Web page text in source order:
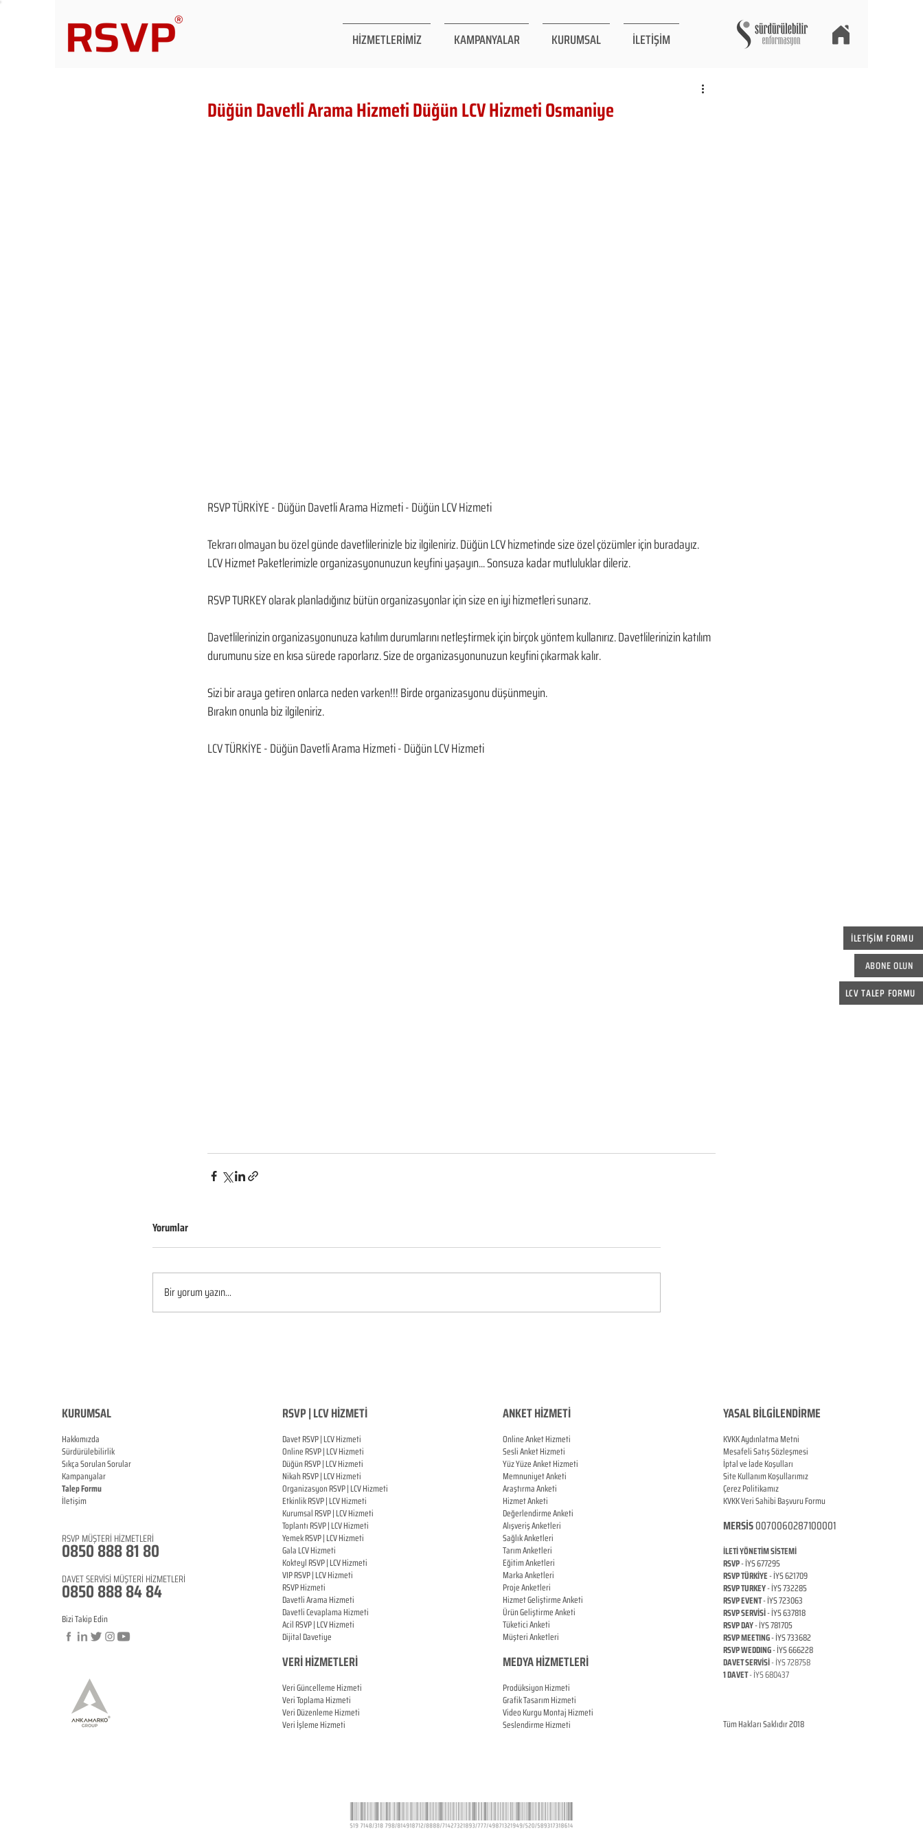
HİZMETLERİMİZ KAMPANYALAR KURUMSAL İLETİŞİM
İLETİŞİM FORMU
ABONE OLUN
LCV TALEP FORMU
Düğün Davetli Arama Hizmeti Düğün LCV Hizmeti Osmaniye
RSVP TÜRKİYE - Düğün Davetli Arama Hizmeti - Düğün LCV Hizmeti
Tekrarı olmayan bu özel günde davetlilerinizle biz ilgileniriz. Düğün LCV hizmetinde size özel çözümler için buradayız.
LCV Hizmet Paketlerimizle organizasyonunuzun keyfini yaşayın... Sonsuza kadar mutluluklar dileriz.
RSVP TURKEY olarak planladığınız bütün organizasyonlar için size en iyi hizmetleri sunarız.
Davetlilerinizin organizasyonunuza katılım durumlarını netleştirmek için birçok yöntem kullanırız. Davetlilerinizin katılım
durumunu size en kısa sürede raporlarız. Size de organizasyonunuzun keyfini çıkarmak kalır.
Sizi bir araya getiren onlarca neden varken!!! Birde organizasyonu düşünmeyin.
Bırakın onunla biz ilgileniriz.
LCV TÜRKİYE - Düğün Davetli Arama Hizmeti - Düğün LCV Hizmeti
Yorumlar
Bir yorum yazın...
KURUMSAL
Hakkımızda
Sürdürülebilirlik
Sıkça Sorulan Sorular
Kampanyalar
Talep Formu
İletişim
RSVP MÜŞTERİ HİZMETLERİ
0850 888 81 80
DAVET SERVİSİ MÜŞTERİ HİZMETLERİ
0850 888 84 84
Bizi Takip Edin
RSVP | LCV HİZMETİ
Davet RSVP | LCV Hizmeti
OnlineRSVP |LCV Hizmeti
DüğünRSVP |LCV Hizmeti
NikahRSVP |LCV Hizmeti
OrganizasyonRSVP |LCV Hizmeti
EtkinlikRSVP |LCV Hizmeti
KurumsalRSVP |LCV Hizmeti
ToplantıRSVP |LCV Hizmeti
YemekRSVP |LCV Hizmeti
Gala LCV Hizmeti
KokteylRSVP |LCV Hizmeti
VIPRSVP |LCV Hizmeti
RSVP Hizmeti
Davetli Arama Hizmeti
Davetli Cevaplama Hizmeti
AcilRSVP |LCV Hizmeti
Dijital Davetiye
VERİ HİZMETLERİ
Veri Güncelleme Hizmeti
Veri Toplama Hizmeti
Veri Düzenleme Hizmeti
Veri İşleme Hizmeti
ANKET HİZMETİ
Online Anket Hizmeti
Sesli Anket Hizmeti
Yüz Yüze Anket Hizmeti
Memnuniyet Anketi
Araştırma Anketi
Hizmet Anketi
Değerlendirme Anketi
Alışveriş Anketleri
Sağlık Anketleri
Tarım Anketleri
Eğitim Anketleri
Marka Anketleri
Proje Anketleri
Hizmet Geliştirme Anketi
Ürün Geliştirme Anketi
Tüketici Anketi
Müşteri Anketleri
MEDYA HİZMETLERİ
Prodüksiyon Hizmeti
Grafik Tasarım Hizmeti
Video Kurgu Montaj Hizmeti
Seslendirme Hizmeti
YASAL BİLGİLENDİRME
KVKK Aydınlatma Metni
Mesafeli Satış Sözleşmesi
İptal ve İade Koşulları
Site Kullanım Koşullarımız
Çerez Politikamız
KVKK Veri Sahibi Başvuru Formu
MERSİS0070060287100001
İLETİ YÖNETİM SİSTEMİ
RSVP- İYS 677295
RSVP TÜRKİYE- İYS 621709
RSVP TURKEY- İYS 732285
RSVP EVENT- İYS 723063
RSVP SERVİSİ- İYS 637818
RSVP DAY- İYS 781705
RSVP MEETING- İYS 733682
RSVP WEDDING- İYS 666228
DAVET SERVİSİ- İYS 728758
1 DAVET- İYS 680437
Tüm Hakları Saklıdır 2018